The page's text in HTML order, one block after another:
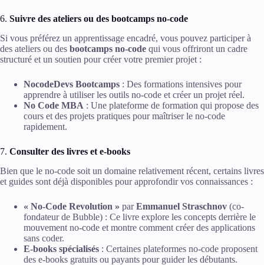
6. Suivre des ateliers ou des bootcamps no-code
Si vous préférez un apprentissage encadré, vous pouvez participer à
des ateliers ou des bootcamps no-code qui vous offriront un cadre
structuré et un soutien pour créer votre premier projet :
NocodeDevs Bootcamps : Des formations intensives pour
apprendre à utiliser les outils no-code et créer un projet réel.
No Code MBA : Une plateforme de formation qui propose des
cours et des projets pratiques pour maîtriser le no-code
rapidement.
7. Consulter des livres et e-books
Bien que le no-code soit un domaine relativement récent, certains livres
et guides sont déjà disponibles pour approfondir vos connaissances :
« No-Code Revolution » parEmmanuel Straschnov (co-
fondateur de Bubble) : Ce livre explore les concepts derrière le
mouvement no-code et montre comment créer des applications
sans coder.
E-books spécialisés : Certaines plateformes no-code proposent
des e-books gratuits ou payants pour guider les débutants.